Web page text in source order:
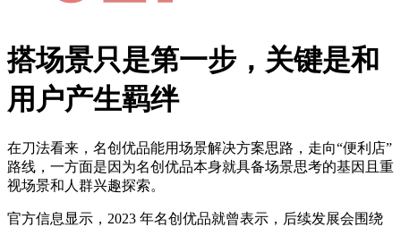
搭场景只是第一步，关键是和
用户产生羁绊
在刀法看来，名创优品能用场景解决方案思路，走向“便利店”
路线，一方面是因为名创优品本身就具备场景思考的基因且重
视场景和人群兴趣探索。
官方信息显示，2023 年名创优品就曾表示，后续发展会围绕